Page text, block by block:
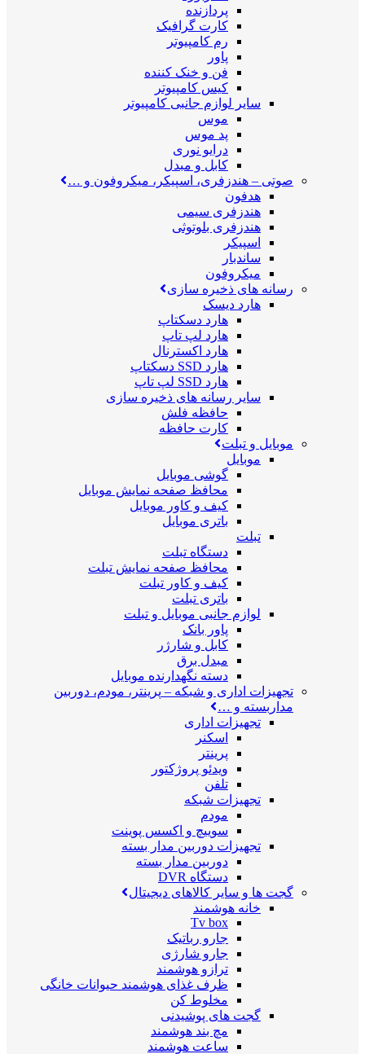
پردازنده
کارت گرافیک
رم کامپیوتر
پاور
فن و خنک کننده
کیس کامپیوتر
سایر لوازم جانبی کامپیوتر
موس
پد موس
درایو نوری
کابل و مبدل
صوتی – هندزفری، اسپیکر، میکروفون و …
هدفون
هندزفری سیمی
هندزفری بلوتوثی
اسپیکر
ساندبار
میکروفون
رسانه های ذخیره سازی
هارد دیسک
هارد دسکتاپ
هارد لپ تاپ
هارد اکسترنال
هارد SSD دسکتاپ
هارد SSD لپ تاپ
سایر رسانه های ذخیره سازی
حافظه فلش
کارت حافظه
موبایل و تبلت
موبایل
گوشی موبایل
محافظ صفحه نمایش موبایل
کیف و کاور موبایل
باتری موبایل
تبلت
دستگاه تبلت
محافظ صفحه نمایش تبلت
کیف و کاور تبلت
باتری تبلت
لوازم جانبی موبایل و تبلت
پاور بانک
کابل و شارژر
مبدل برق
دسته نگهدارنده موبایل
تجهیزات اداری و شبکه – پرینتر، مودم، دوربین
مداربسته و …
تجهیزات اداری
اسکنر
پرینتر
ویدئو پروژکتور
تلفن
تجهیزات شبکه
مودم
سوییچ و اکسس پوینت
تجهیزات دوربین مدار بسته
دوربین مدار بسته
دستگاه DVR
گجت ها و سایر کالاهای دیجیتال
خانه هوشمند
Tv box
جارو رباتیک
جارو شارژی
ترازو هوشمند
ظرف غذای هوشمند حیوانات خانگی
مخلوط کن
گجت های پوشیدنی
مچ بند هوشمند
ساعت هوشمند